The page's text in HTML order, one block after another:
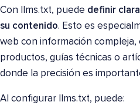
Con llms.txt, puede definir
su contenido. Esto es
web con información compleja,
productos, guías técnicas o
donde la precisión es
Al configurar llms.txt, puede: